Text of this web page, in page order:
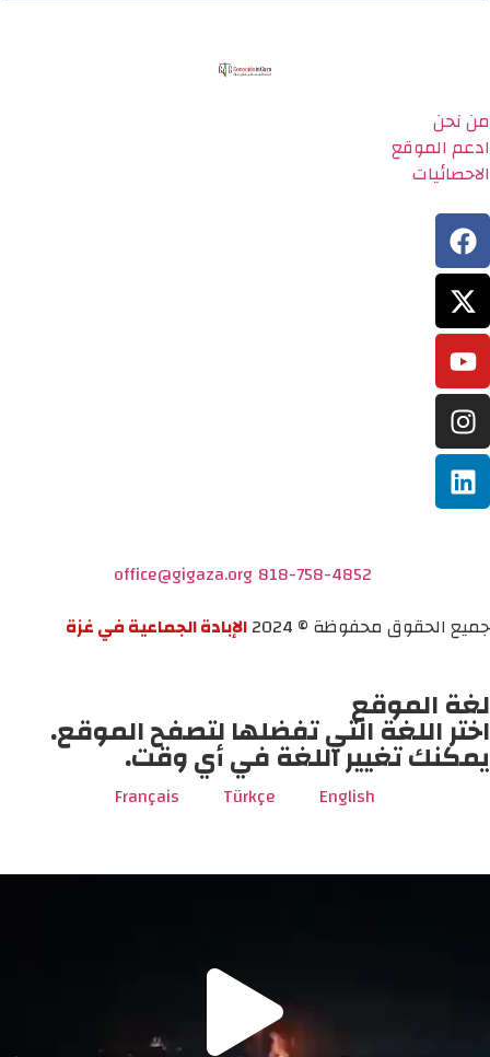
من نحن
ادعم الموقع
الاحصائيات
818-758-4852
office@gigaza.org
جميع الحقوق محفوظة © 2024
الإبادة الجماعية في غزة
لغة الموقع
اختر اللغة التي تفضلها لتصفح الموقع.
يمكنك تغيير اللغة في أي وقت.
English
Türkçe
Français